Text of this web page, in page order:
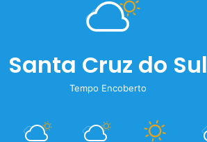
Santa Cruz do Sul
Tempo Encoberto